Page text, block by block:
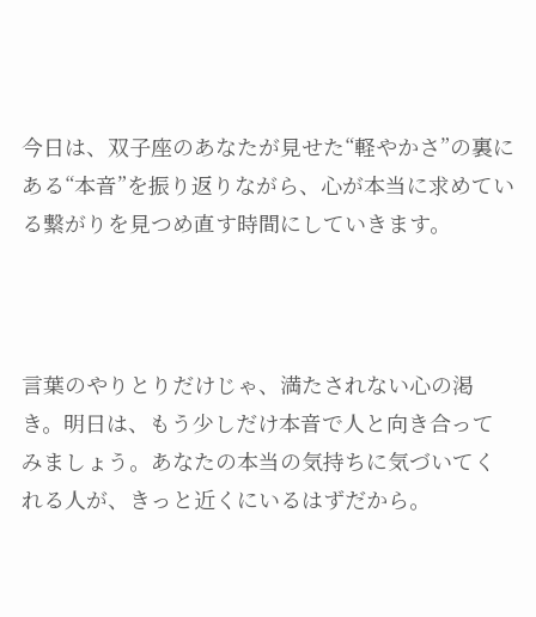
今日は、双子座のあなたが見せた“軽やかさ”の裏に
ある“本音”を振り返りながら、心が本当に求めてい
る繋がりを見つめ直す時間にしていきます。
言葉のやりとりだけじゃ、満たされない心の渇
き。明日は、もう少しだけ本音で人と向き合って
みましょう。あなたの本当の気持ちに気づいてく
れる人が、きっと近くにいるはずだから。